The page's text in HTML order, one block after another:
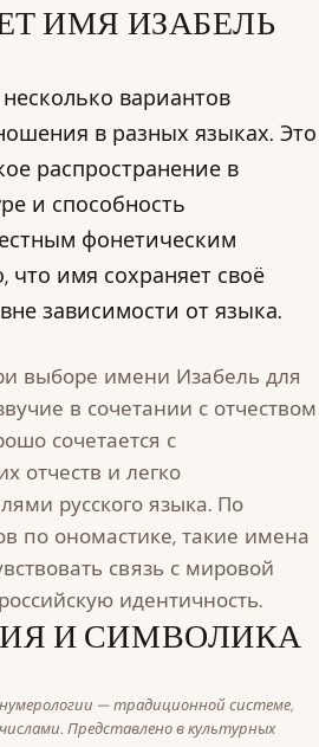
ИМЯ ИЗАБЕЛЬ
вариантов
в разных языках. Это
распространение в
и способность
фонетическим
что имя сохраняет своё
зависимости от языка.
выборе имени Изабель для
в сочетании с отчеством
сочетается с
отчеств и легко
русского языка. По
по ономастике, такие имена
связь с мировой
идентичность.
И СИМВОЛИКА
— традиционной системе,
Представлено в культурных